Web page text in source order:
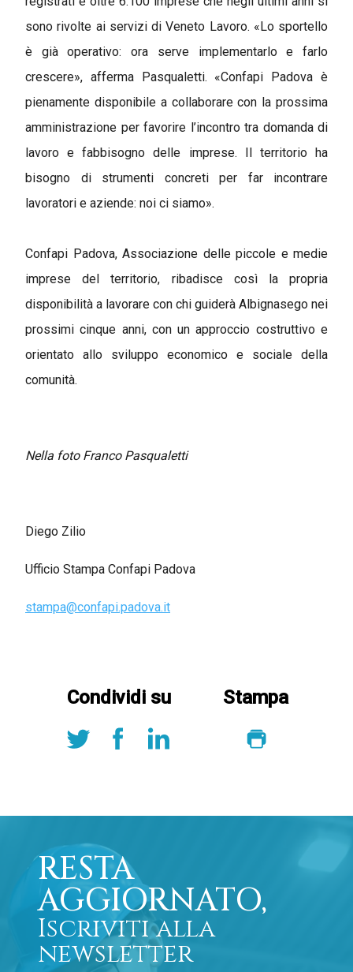
sono rivolte ai servizi di Veneto Lavoro. «Lo sportello
è già operativo: ora serve implementarlo e farlo
crescere», afferma Pasqualetti. «Confapi Padova è
pienamente disponibile a collaborare con la prossima
amministrazione per favorire l’incontro tra domanda di
lavoro e fabbisogno delle imprese. Il territorio ha
bisogno di strumenti concreti per far incontrare
lavoratori e aziende: noi ci siamo».
Confapi Padova, Associazione delle piccole e medie
imprese del territorio, ribadisce così la propria
disponibilità a lavorare con chi guiderà Albignasego nei
prossimi cinque anni, con un approccio costruttivo e
orientato allo sviluppo economico e sociale della
comunità.
Nella foto Franco Pasqualetti
Diego Zilio
Ufficio Stampa Confapi Padova
stampa@confapi.padova.it
Condividi su Stampa
RESTA
AGGIORNATO,
Iscriviti alla
newsletter